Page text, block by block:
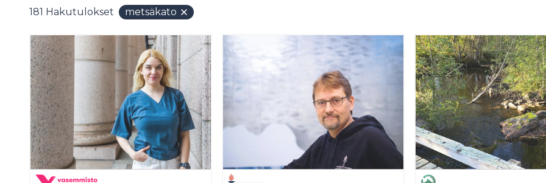
181 Hakutulokset metsäkato